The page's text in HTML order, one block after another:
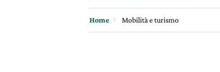
Home Mobilità e turismo